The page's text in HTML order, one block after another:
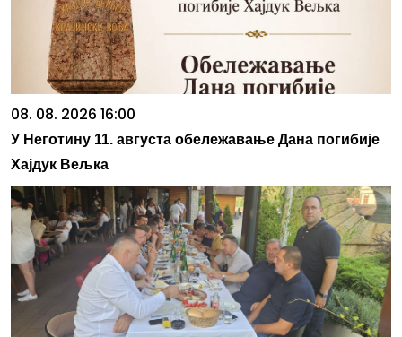
08. 08. 2026 16:00
У Неготину 11. августа обележавање Дана погибије
Хајдук Вељка